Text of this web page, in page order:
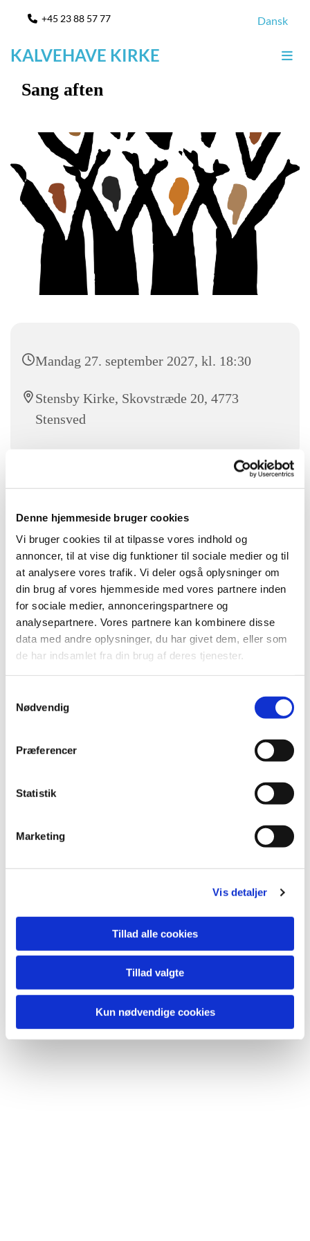
Denne hjemmeside bruger cookies
Vi bruger cookies til at tilpasse vores indhold og
annoncer, til at vise dig funktioner til sociale medier og til
at analysere vores trafik. Vi deler også oplysninger om
din brug af vores hjemmeside med vores partnere inden
for sociale medier, annonceringspartnere og
analysepartnere. Vores partnere kan kombinere disse
data med andre oplysninger, du har givet dem, eller som
de har indsamlet fra din brug af deres tjenester.
Nødvendig
Præferencer
Statistik
Marketing
Vis detaljer
Tillad alle cookies
Tillad valgte
Kun nødvendige cookies
 +45 23 88 57 77 Dansk
KALVEHAVE KIRKE
Sang aften
Mandag 27. september 2027, kl. 18:30
Stensby Kirke, Skovstræde 20, 4773
Stensved
Kom og syng med sangglade mennesker i Stensby kirke fra
For mere information kontakt Frank Løvendahl 25 13 48 52
Du vil måske også kunne lide...